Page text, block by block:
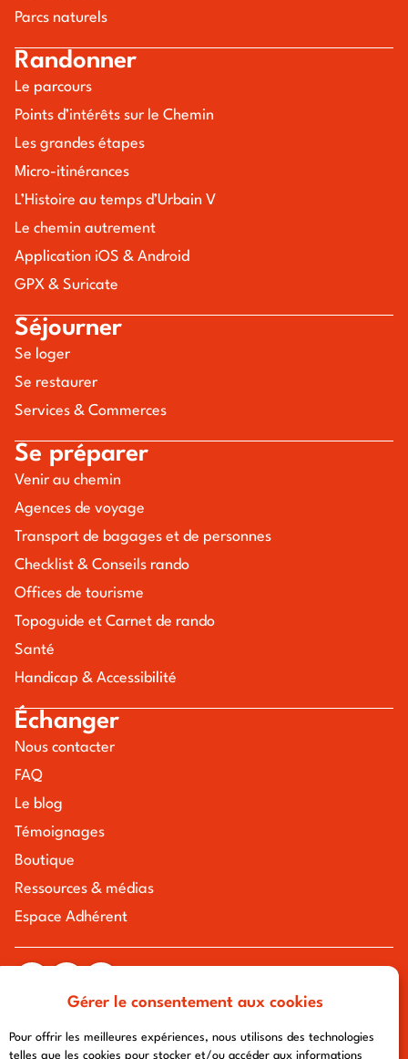
Gérer le consentement aux cookies
Pour offrir les meilleures expériences, nous utilisons des technologies
telles que les cookies pour stocker et/ou accéder aux informations
Parcs naturels
Randonner
Le parcours
Points d’intérêts sur le Chemin
Les grandes étapes
Micro-itinérances
L’Histoire au temps d’Urbain V
Le chemin autrement
Application iOS & Android
GPX & Suricate
Séjourner
Se loger
Se restaurer
Services & Commerces
Se préparer
Venir au chemin
Agences de voyage
Transport de bagages et de personnes
Checklist & Conseils rando
Offices de tourisme
Topoguide et Carnet de rando
Santé
Handicap & Accessibilité
Échanger
Nous contacter
FAQ
Le blog
Témoignages
Boutique
Ressources & médias
Espace Adhérent
tous droits réservés à l'association chemin urbain v